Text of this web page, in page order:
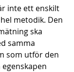
inte ett enskilt
metodik. Den
ska
samma
som utför den